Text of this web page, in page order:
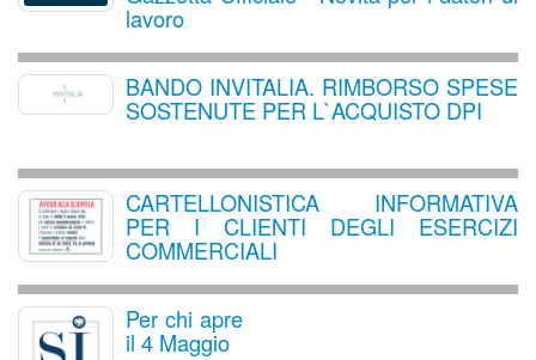
lavoro
BANDO INVITALIA. RIMBORSO SPESE
SOSTENUTE PER L`ACQUISTO DPI
CARTELLONISTICA INFORMATIVA
PER I CLIENTI DEGLI ESERCIZI
COMMERCIALI
Per chi apre
il 4 Maggio